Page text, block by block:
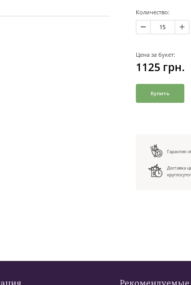
Количество:
Цена за букет:
1125 грн.
Купить
Рекомендуемые